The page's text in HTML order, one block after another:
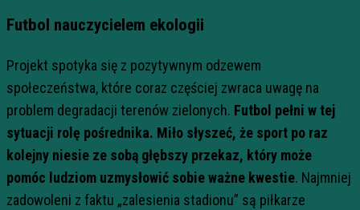
Futbol nauczycielem ekologii
Projekt spotyka się z pozytywnym odzewem
społeczeństwa, które coraz częściej zwraca uwagę na
problem degradacji terenów zielonych. Futbol pełni w tej
sytuacji rolę pośrednika. Miło słyszeć, że sport po raz
kolejny niesie ze sobą głębszy przekaz, który może
pomóc ludziom uzmysłowić sobie ważne kwestie. Najmniej
zadowoleni z faktu „zalesienia stadionu” są piłkarze